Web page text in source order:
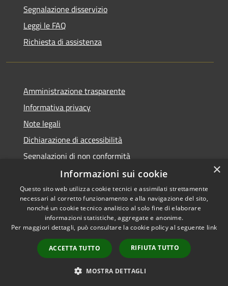
Segnalazione disservizio
Leggi le FAQ
Richiesta di assistenza
Amministrazione trasparente
Informativa privacy
Note legali
Dichiarazione di accessibilità
Segnalazioni di non conformità
Accessibilità
Privacy
Mappa del sito
AMT fino al 31/12/2021
Copyright © 2026 • Comune di
Reggiolo • Powered by
Municipium•Accesso
redazione
×
Informazioni sui cookie
Questo sito web utilizza cookie tecnici e assimilati strettamente
necessari al corretto funzionamento e alla navigazione del sito,
nonché un cookie tecnico analitico al solo fine di elaborare
informazioni statistiche, aggregate e anonime.
Per maggiori dettagli, può consultare la cookie policy al seguente link
ACCETTA TUTTO RIFIUTA TUTTO
MOSTRA DETTAGLI